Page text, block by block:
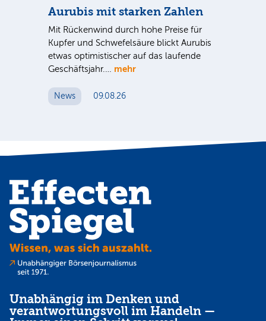
Aurubis mit starken Zahlen
Mit Rückenwind durch hohe Preise für
Kupfer und Schwefelsäure blickt Aurubis
etwas optimistischer auf das laufende
Geschäftsjahr.… mehr
News 09.08.26
Unabhängig im Denken und
verantwortungsvoll im Handeln —